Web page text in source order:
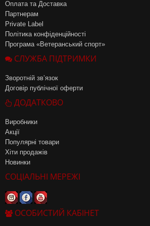
Оплата та Доставка
Партнерам
Private Label
Політика конфіденційності
Програма «Ветеранський спорт»
СЛУЖБА ПІДТРИМКИ
Зворотній зв’язок
Договір публічної оферти
ДОДАТКОВО
Виробники
Акції
Популярні товари
Хіти продажів
Новинки
СОЦІАЛЬНІ МЕРЕЖІ
ОСОБИСТИЙ КАБІНЕТ